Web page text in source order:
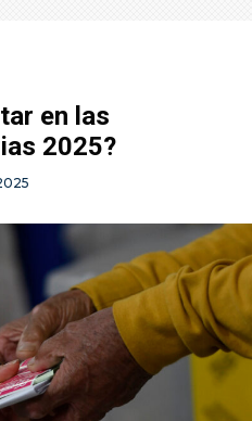
en las
2025?